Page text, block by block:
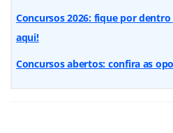
Concursos 2026: fique por
aqui!
Concursos abertos: confira as